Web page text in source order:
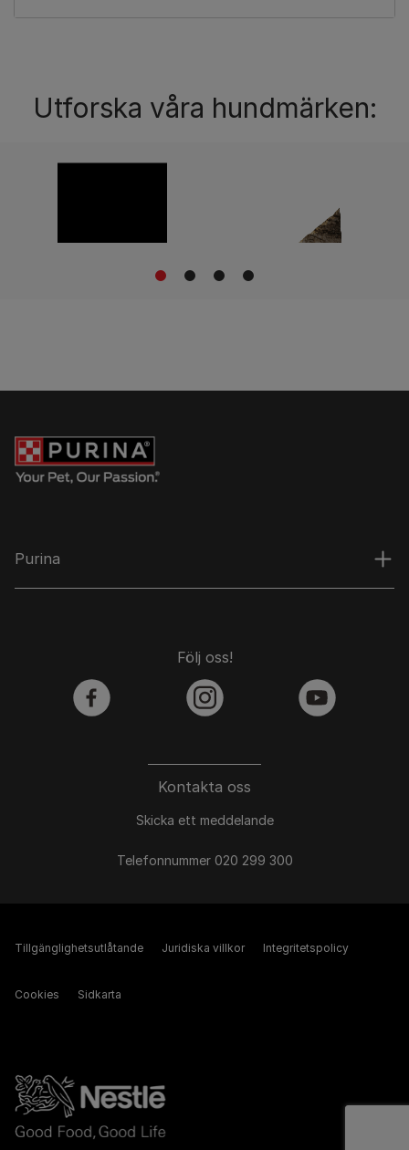
Utforska våra hundmärken:
1 2 3 4
Purina
Kontakta oss
Skicka ett meddelande
Telefonnummer 020 299 300
Följ oss!
facebook instagram youtube
Tillgänglighetsutlåtande Juridiska villkor Integritetspolicy
Cookies Sidkarta